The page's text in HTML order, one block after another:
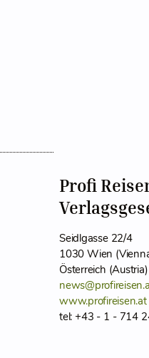
Profi
Seidlgasse 22/4
1030 Wien
Österreich (Austria)
www.profireisen.at
tel: +43 - 1 - 714